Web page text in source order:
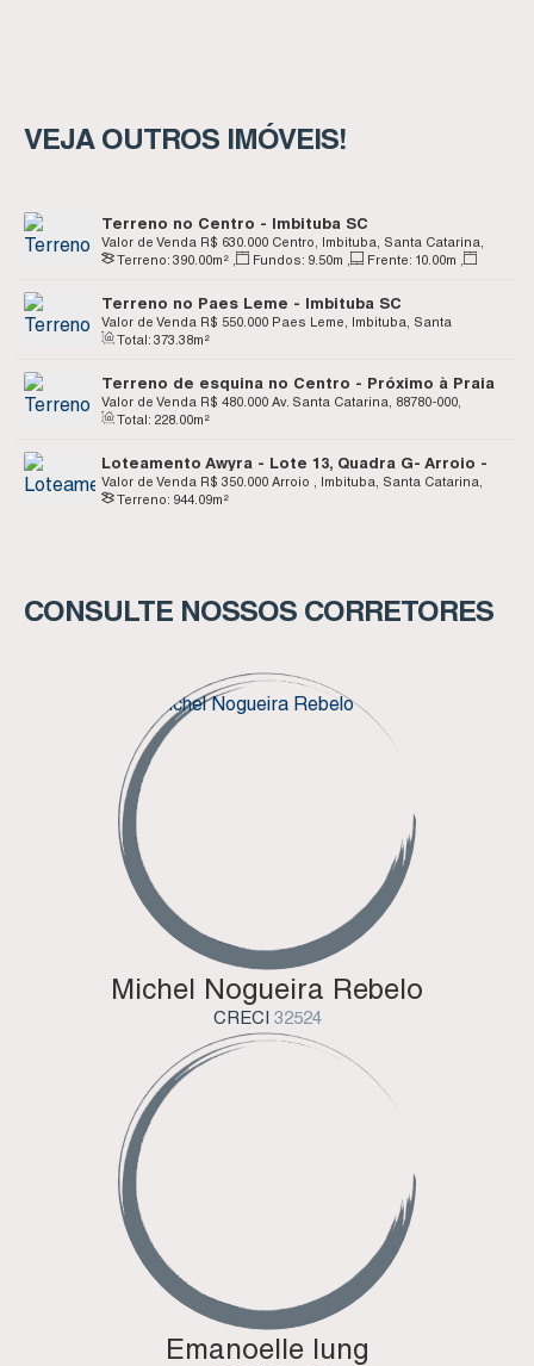
VEJA OUTROS IMÓVEIS!
Terreno no Centro - Imbituba SC
R$ 630.000
Valor de Venda
Centro, Imbituba, Santa Catarina,
Brasil
Terreno: 390 .00m² Fundos: 9 .50m Frente: 10 .00m
Terreno no Paes Leme - Imbituba SC
R$ 550.000
Valor de Venda
Paes Leme, Imbituba, Santa
Catarina, Brasil
Total: 373 .38m²
Terreno de esquina no Centro - Próximo à Praia
da Vila - Imbituba SC
R$ 480.000
Valor de Venda
Av. Santa Catarina, 88780-000,
Centro, Imbituba, Santa Catarina, Brasil
Total: 228 .00m²
Loteamento Awyra - Lote 13, Quadra G- Arroio -
Imbituba SC R$ 350.000
Valor de Venda
Arroio , Imbituba, Santa Catarina,
Brasil
Terreno: 944 .09m²
CONSULTE NOSSOS CORRETORES
Michel Nogueira Rebelo
CRECI 32524
Emanoelle Iung